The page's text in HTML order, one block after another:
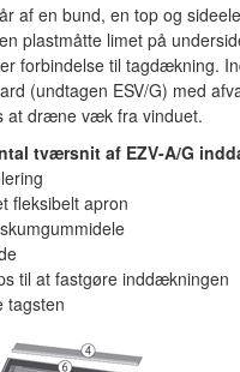
af en bund, en top og
plastmåtte limet på
forbindelse til tagdækning.
(undtagen ESV/G) med
at dræne væk fra vinduet.
tværsnit af EZV-A/G
fleksibelt apron
til at fastgøre inddækningen
tagsten